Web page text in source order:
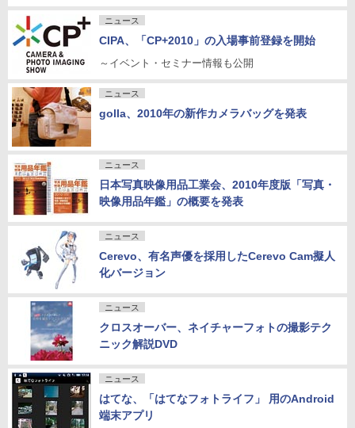
ニュース
CIPA、「CP+2010」の入場事前登録を開始
～イベント・セミナー情報も公開
ニュース
golla、2010年の新作カメラバッグを発表
ニュース
日本写真映像用品工業会、2010年度版「写真・
映像用品年鑑」の概要を発表
ニュース
Cerevo、有名声優を採用したCerevo Cam擬人
化バージョン
ニュース
クロスオーバー、ネイチャーフォトの撮影テク
ニック解説DVD
ニュース
はてな、「はてなフォトライフ」 用のAndroid
端末アプリ